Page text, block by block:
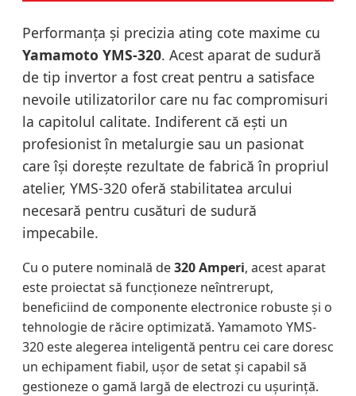
Performanța și precizia ating cote maxime cu
Yamamoto YMS-320. Acest aparat de sudură
de tip invertor a fost creat pentru a satisface
nevoile utilizatorilor care nu fac compromisuri
la capitolul calitate. Indiferent că ești un
profesionist în metalurgie sau un pasionat
care își dorește rezultate de fabrică în propriul
atelier, YMS-320 oferă stabilitatea arcului
necesară pentru cusături de sudură
impecabile.
Cu o putere nominală de320 Amperi, acest aparat
este proiectat să funcționeze neîntrerupt,
beneficiind de componente electronice robuste și o
tehnologie de răcire optimizată. Yamamoto YMS-
320 este alegerea inteligentă pentru cei care doresc
un echipament fiabil, ușor de setat și capabil să
gestioneze o gamă largă de electrozi cu ușurință.